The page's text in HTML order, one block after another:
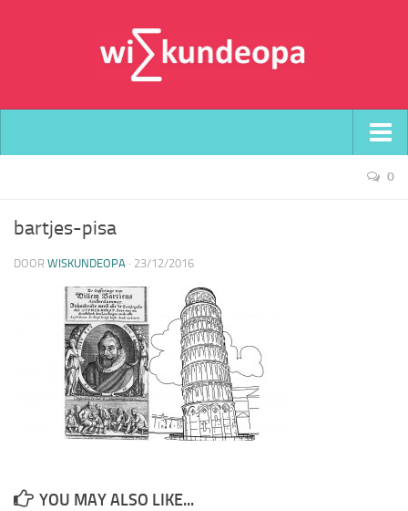
Contact
0
bartjes-pisa
DOOR WISKUNDEOPA · 23/12/2016
YOU MAY ALSO LIKE...